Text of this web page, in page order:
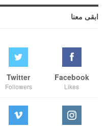
ابقى معنا
Facebook
Likes
Twitter
Followers